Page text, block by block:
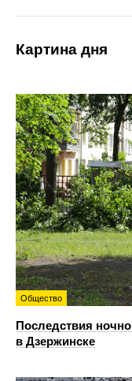
Картина дня
Общество
Последствия
в Дзержинске